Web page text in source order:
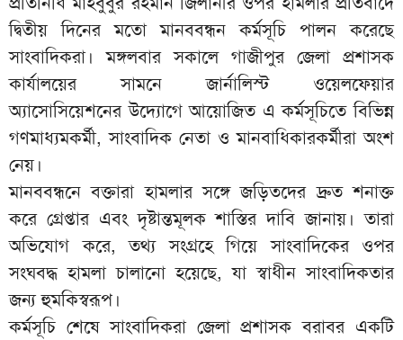
দ্বিতীয় দিনের মতো মানববন্ধন কর্মসূচি পালন করেছে
সাংবাদিকরা। মঙ্গলবার সকালে গাজীপুর জেলা প্রশাসক
কার্যালয়ের সামনে জার্নালিস্ট ওয়েলফেয়ার
অ্যাসোসিয়েশনের উদ্যোগে আয়োজিত এ কর্মসূচিতে বিভিন্ন
গণমাধ্যমকর্মী, সাংবাদিক নেতা ও মানবাধিকারকর্মীরা অংশ
নেয়।
মানববন্ধনে বক্তারা হামলার সঙ্গে জড়িতদের দ্রুত শনাক্ত
করে গ্রেপ্তার এবং দৃষ্টান্তমূলক শাস্তির দাবি জানায়। তারা
অভিযোগ করে, তথ্য সংগ্রহে গিয়ে সাংবাদিকের ওপর
সংঘবদ্ধ হামলা চালানো হয়েছে, যা স্বাধীন সাংবাদিকতার
জন্য হুমকিস্বরূপ।
কর্মসূচি শেষে সাংবাদিকরা জেলা প্রশাসক বরাবর একটি